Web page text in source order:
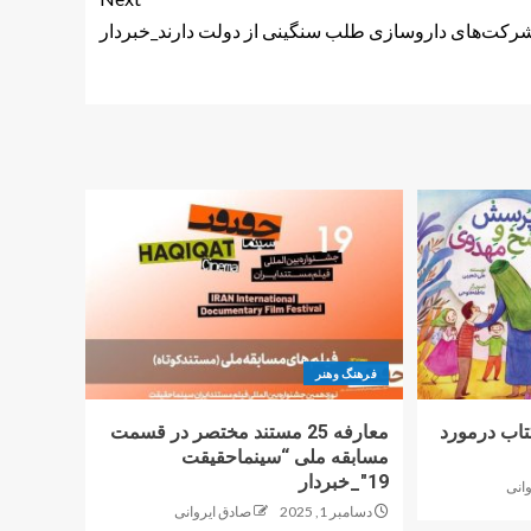
داروسازی طلب سنگینی از دولت دارند_خبردار
درمورد
فرهنگ وهنر
معارفه 25 مستند مختصر در قسمت
مسابقه ملی “سینماحقیقت
19″_خبردار
دسامبر 1, 2025 صادق ایروانی